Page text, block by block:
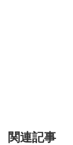
関連記事